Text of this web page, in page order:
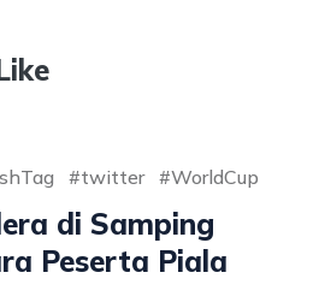
twitter WorldCup
di Samping
Peserta Piala